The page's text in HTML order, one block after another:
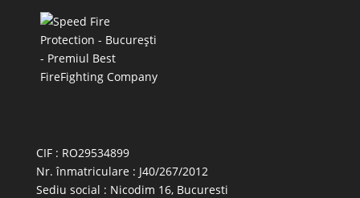
CIF : RO29534899
Nr. înmatriculare : J40/267/2012
Sediu social : Nicodim 16, Bucuresti